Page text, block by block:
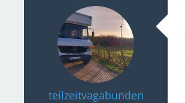
teilzeitvagabunden